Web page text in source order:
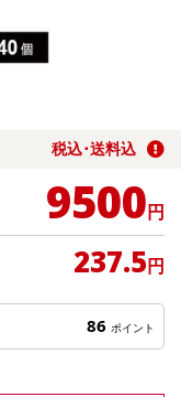
税込･送料込
9500円
237.5円
86 ポイント